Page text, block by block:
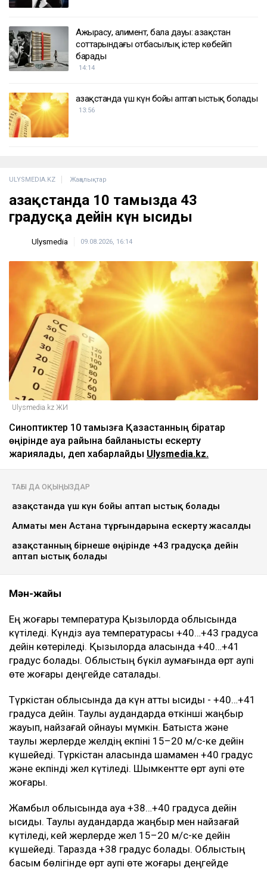
Ажырасу, алимент, бала дауы: Қазақстан
соттарындағы отбасылық істер көбейіп
барады
14:14
Қазақстанда үш күн бойы аптап ыстық болады
13:56
ULYSMEDIA.KZ Жаңалықтар
Қазақстанда 10 тамызда 43
градусқа дейін күн ысиды
Ulysmedia 09.08.2026, 16:14
Ulysmedia.kz ЖИ
Синоптиктер 10 тамызға Қазақстанның бірқатар
өңірінде ауа райына байланысты ескерту
жариялады, деп хабарлайды Ulysmedia.kz.
ТАҒЫ ДА ОҚЫҢЫЗДАР
Қазақстанда үш күн бойы аптап ыстық болады
Алматы мен Астана тұрғындарына ескерту жасалды
Қазақстанның бірнеше өңірінде +43 градусқа дейін
аптап ыстық болады
Мән-жайы
Ең жоғары температура Қызылорда облысында
күтіледі. Күндіз ауа температурасы +40…+43 градусқа
дейін көтеріледі. Қызылорда қаласында +40…+41
градус болады. Облыстың бүкіл аумағында өрт қаупі
өте жоғары деңгейде сақталады.
Түркістан облысында да күн қатты ысиды - +40…+41
градусқа дейін. Таулы аудандарда өткінші жаңбыр
жауып, найзағай ойнауы мүмкін. Батыста және
таулы жерлерде желдің екпіні 15–20 м/с-ке дейін
күшейеді. Түркістан қаласында шамамен +40 градус
және екпінді жел күтіледі. Шымкентте өрт қаупі өте
жоғары.
Жамбыл облысында ауа +38…+40 градусқа дейін
ысиды. Таулы аудандарда жаңбыр мен найзағай
күтіледі, кей жерлерде жел 15–20 м/с-ке дейін
күшейеді. Таразда +38 градус болады. Облыстың
басым бөлігінде өрт қаупі өте жоғары деңгейде